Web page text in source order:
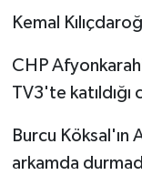
Kemal
CHP
TV3'te katıldığı
Burcu
arkamda